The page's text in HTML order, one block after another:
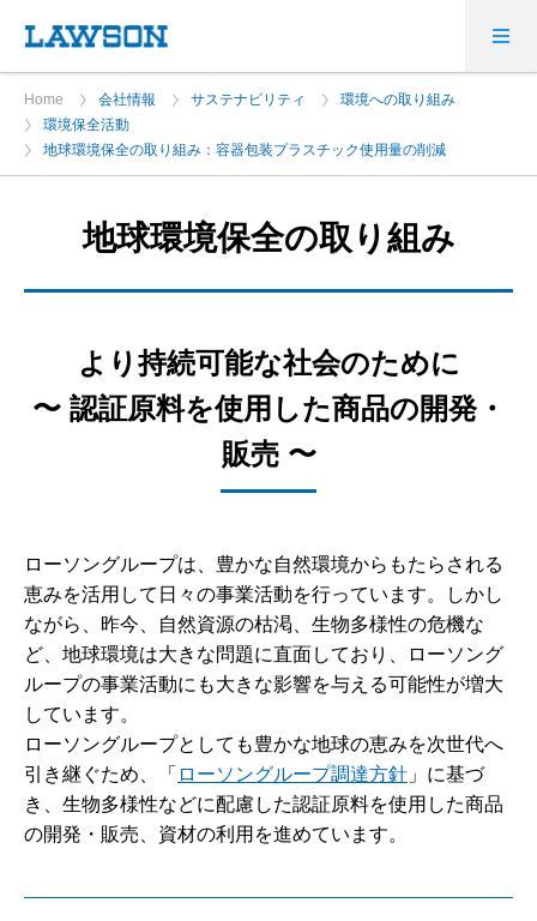
Home 会社情報 サステナビリティ
環境への取り組み
環境保全活動
地球環境保全の取り組み：容器包装プラスチック使用量の削減
地球環境保全の取り組み
より持続可能な社会のために
〜 認証原料を使用した商品の開発・
販売 〜
ローソングループは、豊かな自然環境からもたらされる
恵みを活用して日々の事業活動を行っています。しかし
ながら、昨今、自然資源の枯渇、生物多様性の危機な
ど、地球環境は大きな問題に直面しており、ローソング
ループの事業活動にも大きな影響を与える可能性が増大
しています。
ローソングループとしても豊かな地球の恵みを次世代へ
引き継ぐため、「 ローソングループ調達方針 」に基づ
き、生物多様性などに配慮した認証原料を使用した商品
の開発・販売、資材の利用を進めています。